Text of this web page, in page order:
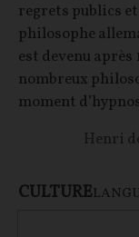
regrets publics et
philosophe
est devenu après
nombreux
moment
Henri
CULTURE